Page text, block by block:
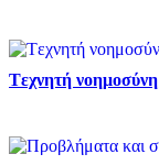
Tεχνητή